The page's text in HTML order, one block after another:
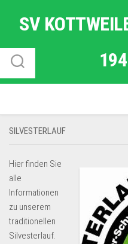
SV
SILVESTERLAUF
Hier finden Sie
alle
Informationen
zu unserem
traditionellen
Silvesterlauf.